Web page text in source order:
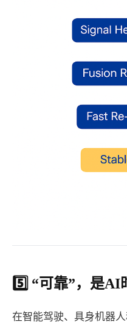
5️⃣ “可靠”，是
在智能驾驶、具身机器人